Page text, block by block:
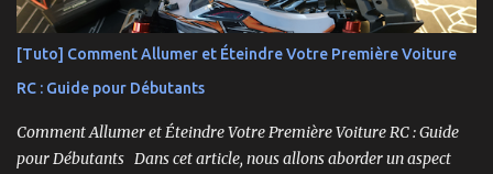
[Tuto] Comment Allumer et Éteindre Votre Première Voiture
RC : Guide pour Débutants
Comment Allumer et Éteindre Votre Première Voiture RC : Guide
pour Débutants Dans cet article, nous allons aborder un aspect